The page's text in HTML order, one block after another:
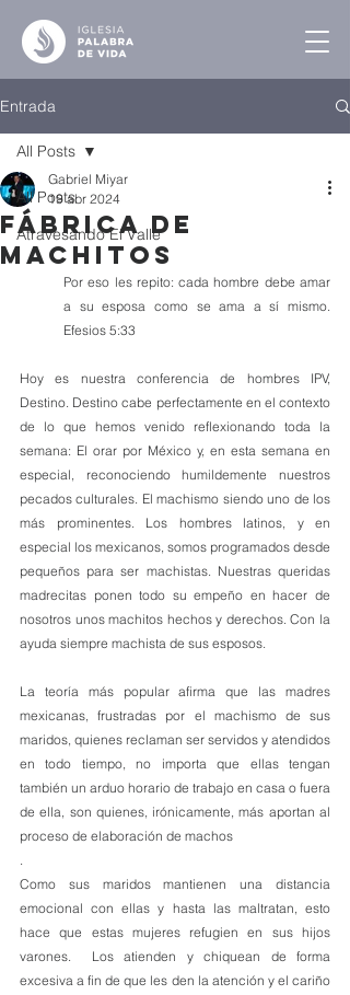
Entrada
All Posts
Atravesando El Valle
All Posts
Fábrica de
Machitos
Gabriel Miyar
19 abr 2024
Por eso les repito: cada hombre debe amar
a su esposa como se ama a sí mismo.
Efesios 5:33
Hoy es nuestra conferencia de hombres IPV,
Destino. Destino cabe perfectamente en el contexto
de lo que hemos venido reflexionando toda la
semana: El orar por México y, en esta semana en
especial, reconociendo humildemente nuestros
pecados culturales. El machismo siendo uno de los
más prominentes. Los hombres latinos, y en
especial los mexicanos, somos programados desde
pequeños para ser machistas. Nuestras queridas
madrecitas ponen todo su empeño en hacer de
nosotros unos machitos hechos y derechos. Con la
ayuda siempre machista de sus esposos.
La teoría más popular afirma que las madres
mexicanas, frustradas por el machismo de sus
maridos, quienes reclaman ser servidos y atendidos
en todo tiempo, no importa que ellas tengan
también un arduo horario de trabajo en casa o fuera
de ella, son quienes, irónicamente, más aportan al
proceso de elaboración de machos
.
Como sus maridos mantienen una distancia
emocional con ellas y hasta las maltratan, esto
hace que estas mujeres refugien en sus hijos
varones.  Los atienden y chiquean de forma
excesiva a fin de que les den la atención y el cariño